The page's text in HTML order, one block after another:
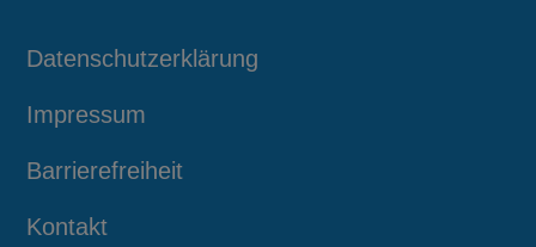
Datenschutzerklärung
Impressum
Barrierefreiheit
Kontakt